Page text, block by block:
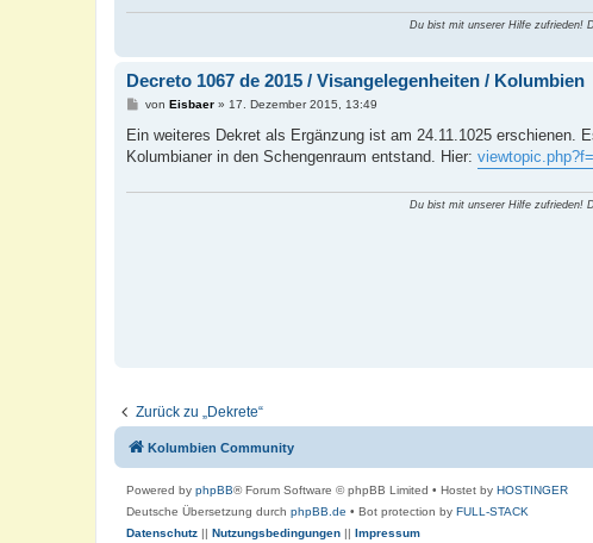
Du bist mit unserer Hilfe zufrieden!
Decreto 1067 de 2015 / Visangelegenheiten / Kolumbien
B
i
r
von Eisbaer» 17. Dezember 2015, 13:49
Ein weiteres Dekret als Ergänzung ist am 24.11.1025 erschienen.
Kolumbianer in den Schengenraum entstand. Hier:
Du bist mit unserer Hilfe zufrieden!
Zurück zu „Dekrete“
Kolumbien Community
Powered by phpBB® Forum Software © phpBB Limited • Hostet by HOSTINGER
Deutsche Übersetzung durch phpBB.de • Bot protection by FULL-STACK
Datenschutz || Nutzungsbedingungen || Impressum